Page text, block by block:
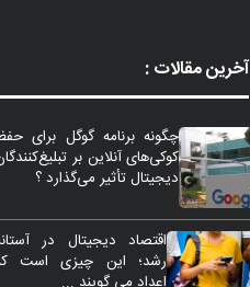
آخرین مقالات :
چگونه برنامه گوگل برای
کوکی‌های آنلاین بر
دیجیتال تأثیر می‌گذارد ؟
اقتصاد دیجیتال در
رشد؛ این چیزی است